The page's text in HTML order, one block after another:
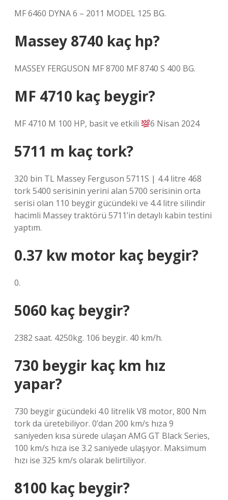
MF 6460 DYNA 6 – 2011 MODEL 125 BG.
Massey 8740 kaç hp?
MASSEY FERGUSON MF 8700 MF 8740 S 400 BG.
MF 4710 kaç beygir?
MF 4710 M 100 HP, basit ve etkili 6 Nisan 2024
5711 m kaç tork?
320 bin TL Massey Ferguson 5711S | 4.4 litre 468
tork 5400 serisinin yerini alan 5700 serisinin orta
serisi olan 110 beygir gücündeki ve 4.4 litre silindir
hacimli Massey traktörü 5711’in detaylı kabin testini
yaptım.
0.37 kw motor kaç beygir?
0.
5060 kaç beygir?
2382 saat. 4250kg. 106 beygir. 40 km/h.
730 beygir kaç km hız
yapar?
730 beygir gücündeki 4.0 litrelik V8 motor, 800 Nm
tork da üretebiliyor. 0’dan 200 km/s hıza 9
saniyeden kısa sürede ulaşan AMG GT Black Series,
100 km/s hıza ise 3.2 saniyede ulaşıyor. Maksimum
hızı ise 325 km/s olarak belirtiliyor.
8100 kaç beygir?